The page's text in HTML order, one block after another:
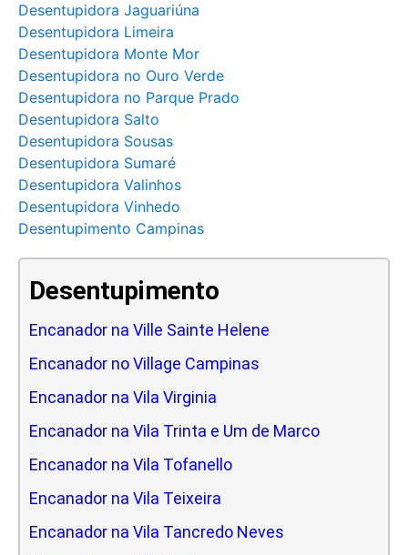
Desentupidora Jaguariúna
Desentupidora Limeira
Desentupidora Monte Mor
Desentupidora no Ouro Verde
Desentupidora no Parque Prado
Desentupidora Salto
Desentupidora Sousas
Desentupidora Sumaré
Desentupidora Valinhos
Desentupidora Vinhedo
Desentupimento Campinas
Desentupimento
Encanador na Ville Sainte Helene
Encanador no Village Campinas
Encanador na Vila Virginia
Encanador na Vila Trinta e Um de Marco
Encanador na Vila Tofanello
Encanador na Vila Teixeira
Encanador na Vila Tancredo Neves